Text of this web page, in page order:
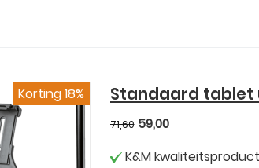
Korting 18% Standaard tablet
71,60 59,00
K&M kwaliteitsproduct